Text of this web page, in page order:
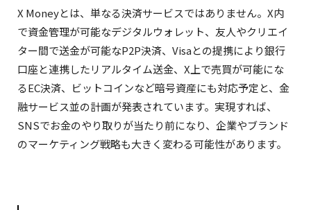
Adam Mosseri(@mosseri)がシェアした投稿
X Moneyとは、単なる決済サービスではありません。X内
で資金管理が可能なデジタルウォレット、友人やクリエイ
ター間で送金が可能なP2P決済、Visaとの提携により銀行
口座と連携したリアルタイム送金、X上で売買が可能にな
るEC決済、ビットコインなど暗号資産にも対応予定と、金
融サービス並の計画が発表されています。実現すれば、
SNSでお金のやり取りが当たり前になり、企業やブランド
のマーケティング戦略も大きく変わる可能性があります。